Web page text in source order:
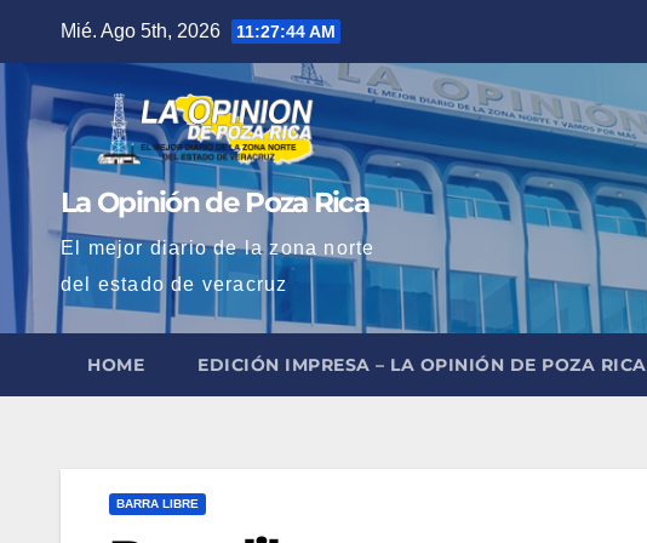
contenido
Mié. Ago 5th, 2026 11:27:45 AM
La Opinión de Poza Rica
El mejor diario de la zona norte
del estado de veracruz
HOME EDICIÓN IMPRESA – LA OPINIÓN DE POZA RICA
BARRA LIBRE